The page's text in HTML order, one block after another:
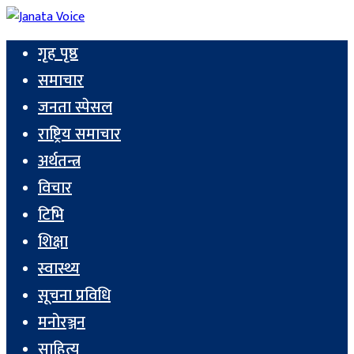
गृह पृष्ठ
समाचार
जनता स्पेसल
राष्ट्रिय समाचार
अर्थतन्त्र
विचार
टिभि
शिक्षा
स्वास्थ्य
सूचना प्रविधि
मनोरञ्जन